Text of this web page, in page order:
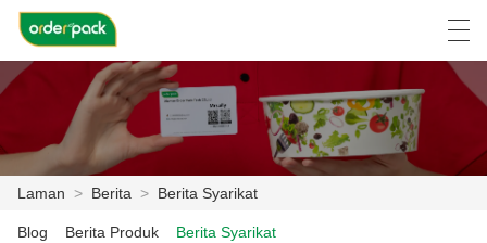
Deutsch
Laman > Berita > Berita Syarikat
Blog Berita Produk Berita Syarikat